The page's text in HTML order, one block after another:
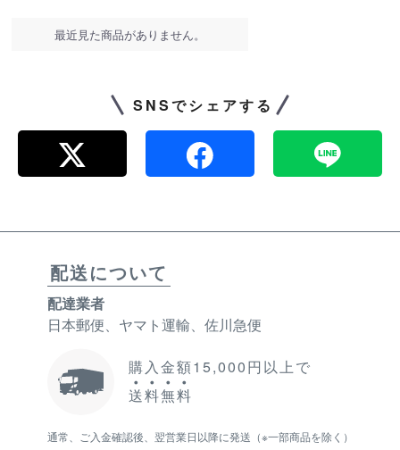
最近見た商品がありません。
SNSでシェアする
配送について
配達業者
日本郵便、ヤマト運輸、佐川急便
購入金額15,000円以上で
送料無料
通常、ご入金確認後、翌営業日以降に発送（※一部商品を除く）